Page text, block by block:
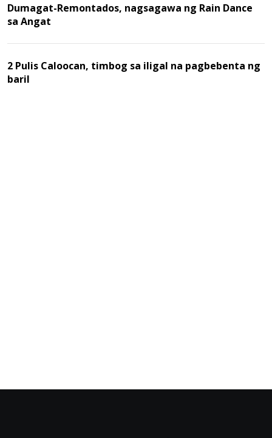
Dumagat-Remontados, nagsagawa ng Rain Dance
sa Angat
2 Pulis Caloocan, timbog sa iligal na pagbebenta ng
baril